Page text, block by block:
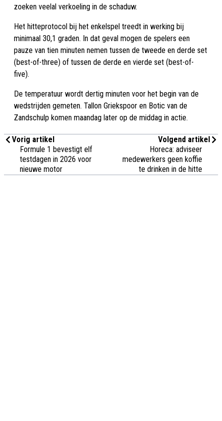
zoeken veelal verkoeling in de schaduw.
Het hitteprotocol bij het enkelspel treedt in werking bij
minimaal 30,1 graden. In dat geval mogen de spelers een
pauze van tien minuten nemen tussen de tweede en derde set
(best-of-three) of tussen de derde en vierde set (best-of-
five).
De temperatuur wordt dertig minuten voor het begin van de
wedstrijden gemeten. Tallon Griekspoor en Botic van de
Zandschulp komen maandag later op de middag in actie.
Vorig artikel
Formule 1 bevestigt elf
testdagen in 2026 voor
nieuwe motor
Volgend artikel
Horeca: adviseer
medewerkers geen koffie
te drinken in de hitte